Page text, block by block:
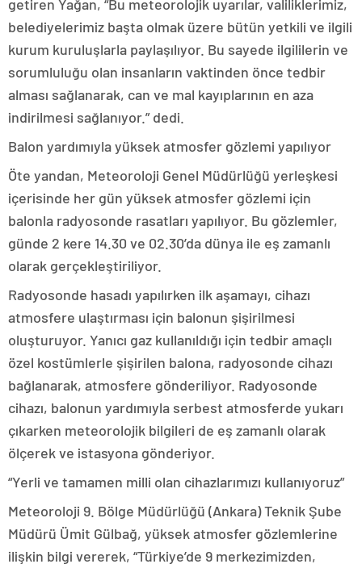
getiren Yağan, “Bu meteorolojik uyarılar, valiliklerimiz,
belediyelerimiz başta olmak üzere bütün yetkili ve ilgili
kurum kuruluşlarla paylaşılıyor. Bu sayede ilgililerin ve
sorumluluğu olan insanların vaktinden önce tedbir
alması sağlanarak, can ve mal kayıplarının en aza
indirilmesi sağlanıyor.” dedi.
Balon yardımıyla yüksek atmosfer gözlemi yapılıyor
Öte yandan, Meteoroloji Genel Müdürlüğü yerleşkesi
içerisinde her gün yüksek atmosfer gözlemi için
balonla radyosonde rasatları yapılıyor. Bu gözlemler,
günde 2 kere 14.30 ve 02.30’da dünya ile eş zamanlı
olarak gerçekleştiriliyor.
Radyosonde hasadı yapılırken ilk aşamayı, cihazı
atmosfere ulaştırması için balonun şişirilmesi
oluşturuyor. Yanıcı gaz kullanıldığı için tedbir amaçlı
özel kostümlerle şişirilen balona, radyosonde cihazı
bağlanarak, atmosfere gönderiliyor. Radyosonde
cihazı, balonun yardımıyla serbest atmosferde yukarı
çıkarken meteorolojik bilgileri de eş zamanlı olarak
ölçerek ve istasyona gönderiyor.
“Yerli ve tamamen milli olan cihazlarımızı kullanıyoruz”
Meteoroloji 9. Bölge Müdürlüğü (Ankara) Teknik Şube
Müdürü Ümit Gülbağ, yüksek atmosfer gözlemlerine
ilişkin bilgi vererek, “Türkiye’de 9 merkezimizden,